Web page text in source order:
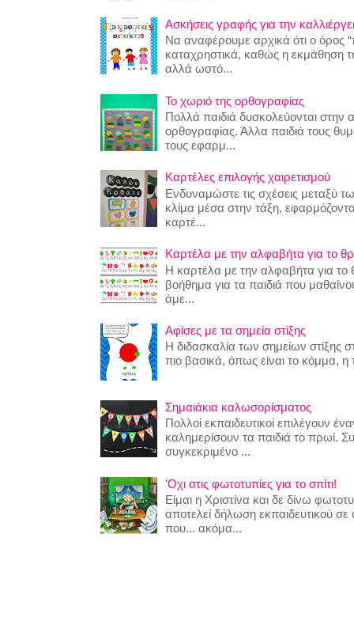
Ασκήσεις γραφής για την
Να αναφέρουμε αρχικά ότι ο όρος
καταχρηστικά, καθώς η εκμάθηση
αλλά ωστό...
Το χωριό της ορθογραφίας
Πολλά παιδιά δυσκολεύονται
ορθογραφίας. Άλλα παιδιά τους
τους εφαρμ...
Καρτέλες επιλογής χαιρετισμού
Ενδυναμώστε τις σχέσεις μεταξύ
κλίμα μέσα στην τάξη,
καρτέ...
Καρτέλα με την αλφαβήτα για το
Η καρτέλα με την αλφαβήτα για το
βοήθημα για τα παιδιά που
άμε...
Αφίσες με τα σημεία στίξης
Η διδασκαλία των σημείων στίξης
πιο βασικά, όπως είναι το κόμμα, η
Σημαιάκια καλωσορίσματος
Πολλοί εκπαιδευτικοί επιλέγουν
καλημερίσουν τα παιδιά το πρωί.
συγκεκριμένο ...
'Οχι στις φωτοτυπίες για το σπίτι!
Είμαι η Χριστίνα και δε δίνω
αποτελεί δήλωση εκπαιδευτικού
που... ακόμα...